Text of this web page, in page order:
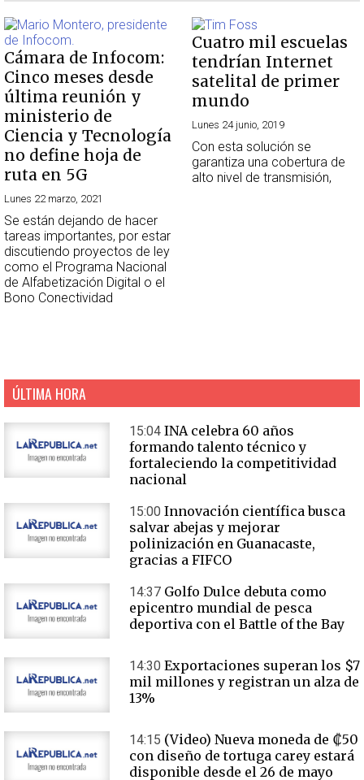
Cámara de Infocom:
Cinco meses desde
última reunión y
ministerio de
Ciencia y Tecnología
no define hoja de
ruta en 5G
Lunes 22 marzo, 2021
Se están dejando de hacer
tareas importantes, por estar
discutiendo proyectos de ley
como el Programa Nacional
de Alfabetización Digital o el
Bono Conectividad
Cuatro mil escuelas
tendrían Internet
satelital de primer
mundo
Lunes 24 junio, 2019
Con esta solución se
garantiza una cobertura de
alto nivel de transmisión,
ÚLTIMA HORA
15:04 INA celebra 60 años
formando talento técnico y
fortaleciendo la competitividad
nacional
15:00 Innovación científica busca
salvar abejas y mejorar
polinización en Guanacaste,
gracias a FIFCO
14:37 Golfo Dulce debuta como
epicentro mundial de pesca
deportiva con el Battle of the Bay
14:30 Exportaciones superan los $7
mil millones y registran un alza de
13%
14:15 (Video) Nueva moneda de ₡50
con diseño de tortuga carey estará
disponible desde el 26 de mayo